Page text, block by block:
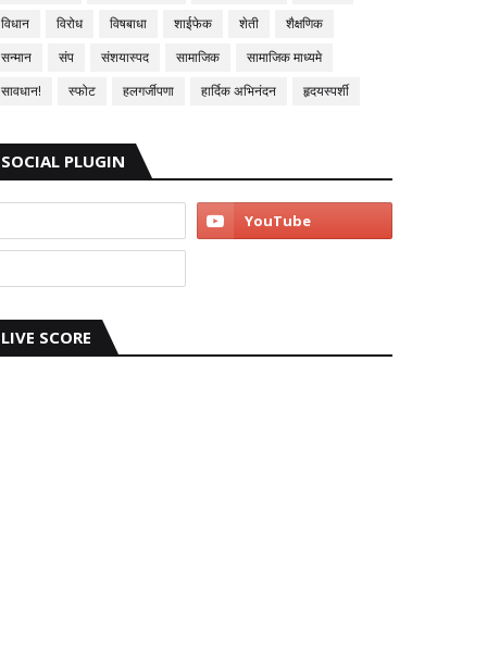
विधान
विरोध विषबाधा शाईफेक शेती
शैक्षणिक
सन्मान
संप संशयास्पद सामाजिक
सामाजिक माध्यमे
सावधान!
स्फोट हलगर्जीपणा हार्दिक अभिनंदन हृदयस्पर्शी
SOCIAL PLUGIN
LIVE SCORE